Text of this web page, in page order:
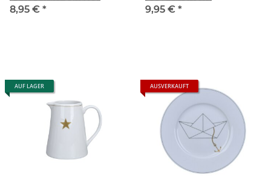
STERN
8,95 € *
Milchkännchen ANKER
9,95 € *
AUF LAGER AUSVERKAUFT